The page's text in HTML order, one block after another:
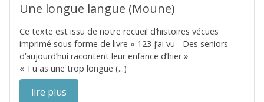
Une longue langue (Moune)
Ce texte est issu de notre recueil d’histoires vécues
imprimé sous forme de livre « 123 j’ai vu - Des seniors
d’aujourd’hui racontent leur enfance d’hier »
« Tu as une trop longue (...)
lire plus